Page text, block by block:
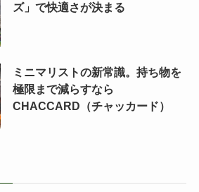
ズ」で快適さが決まる
ミニマリストの新常識。持ち物を
極限まで減らすなら
CHACCARD（チャッカード）